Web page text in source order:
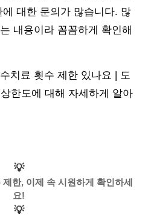
대한 문의가 많습니다. 많
내용이라 꼼꼼하게 확인해
치료 횟수 제한 있나요 | 도
한도에 대해 자세하게 알아
💡
한, 이제 속 시원하게 확인하세
요!
💡